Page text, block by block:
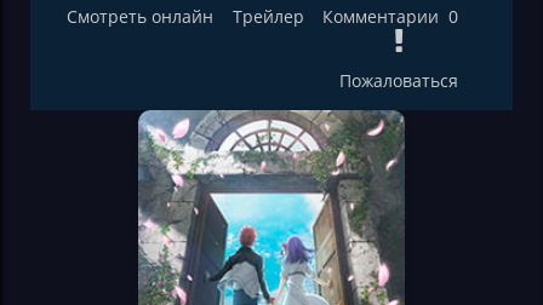
Смотреть онлайн Трейлер Комментарии 0
Пожаловаться